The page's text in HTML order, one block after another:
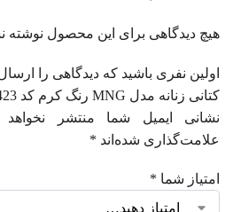
هیچ دیدگاهی برای این محصول
اولین نفری باشید که دیدگاهی را
کتانی زنانه مدل MNG رنگ کرم کد 4423”
نشانی ایمیل شما منتشر
علامت‌گذاری شده‌اند *
امتیاز شما *